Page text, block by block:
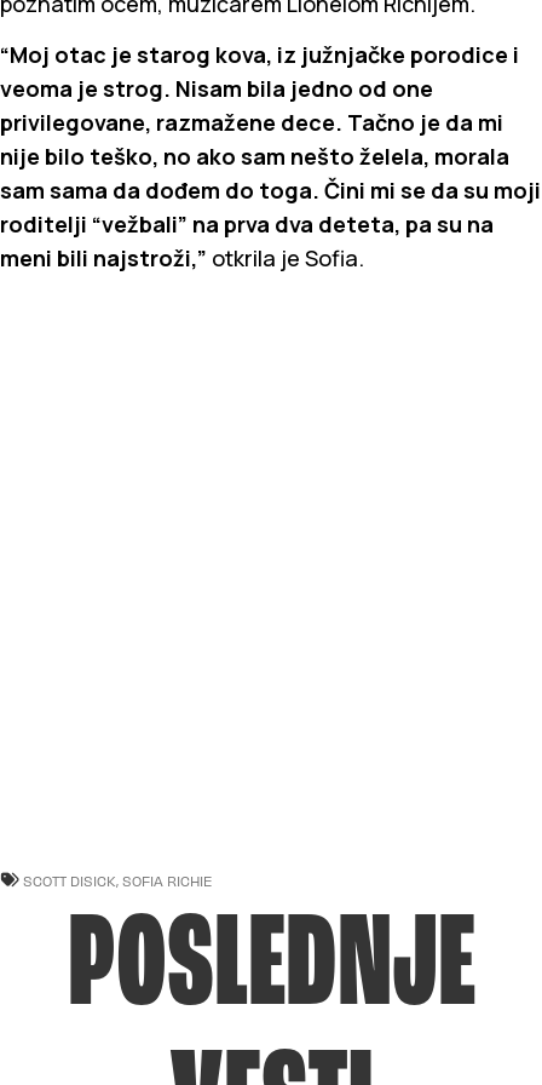
“Moj otac je starog kova, iz južnjačke porodice i
veoma je strog. Nisam bila jedno od one
privilegovane, razmažene dece. Tačno je da mi
nije bilo teško, no ako sam nešto želela, morala
sam sama da dođem do toga. Čini mi se da su moji
roditelji “vežbali” na prva dva deteta, pa su na
meni bili najstroži,” otkrila je Sofia.
SCOTT DISICK, SOFIA RICHIE
POSLEDNJE